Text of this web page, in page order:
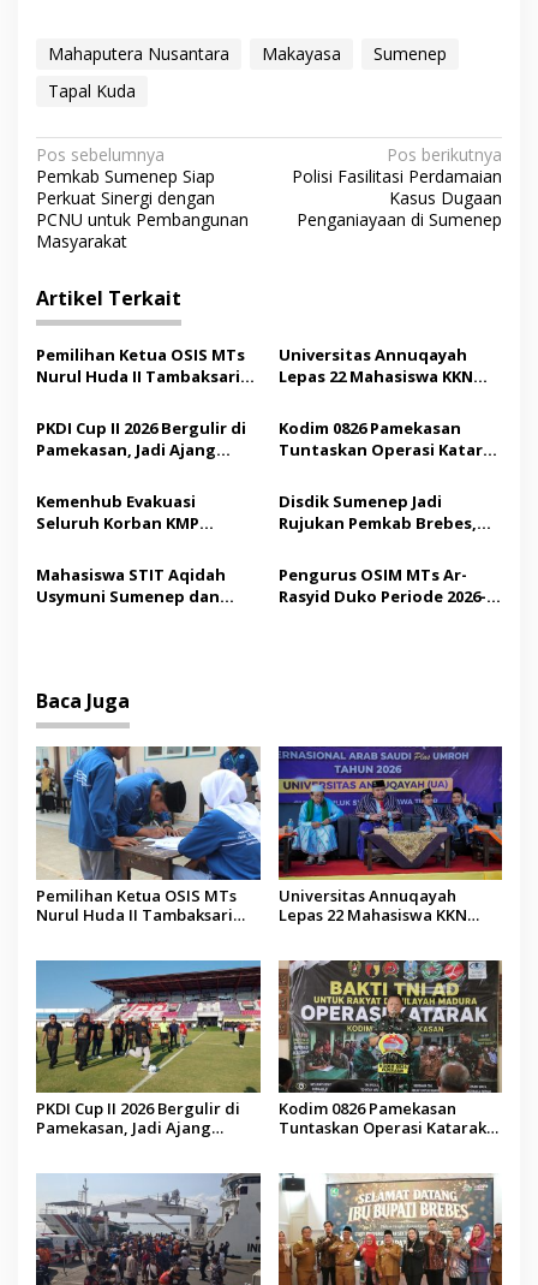
Mahaputera Nusantara Makayasa
Sumenep
Tapal Kuda
N
a
v
i
g
a
s
i
p
o
s
Pos sebelumnya
Pemkab Sumenep Siap
Perkuat Sinergi dengan
PCNU untuk Pembangunan
Masyarakat
Pos berikutnya
Polisi Fasilitasi Perdamaian
Kasus Dugaan
Penganiayaan di Sumenep
Artikel Terkait
Pemilihan Ketua OSIS MTs
Nurul Huda II Tambaksari
Demokrasi bagi Siswa
Universitas Annuqayah
Lepas 22 Mahasiswa KKN
Saudi
PKDI Cup II 2026 Bergulir di
Pamekasan, Jadi Ajang
Madura
Kodim 0826 Pamekasan
Tuntaskan Operasi Katarak
Tindakan Medis
Kemenhub Evakuasi
Seluruh Korban KMP
Operator Diaudit
Disdik Sumenep Jadi
Rujukan Pemkab Brebes,
Pendidikan Berbasis
Budaya
Mahasiswa STIT Aqidah
Usymuni Sumenep dan
Pengurus OSIM MTs Ar-
Rasyid Duko Periode 2026-
Baca Juga
Pemilihan Ketua OSIS MTs
Nurul Huda II Tambaksari
Universitas Annuqayah
Lepas 22 Mahasiswa KKN
PKDI Cup II 2026 Bergulir di
Pamekasan, Jadi Ajang
Kodim 0826 Pamekasan
Tuntaskan Operasi Katarak